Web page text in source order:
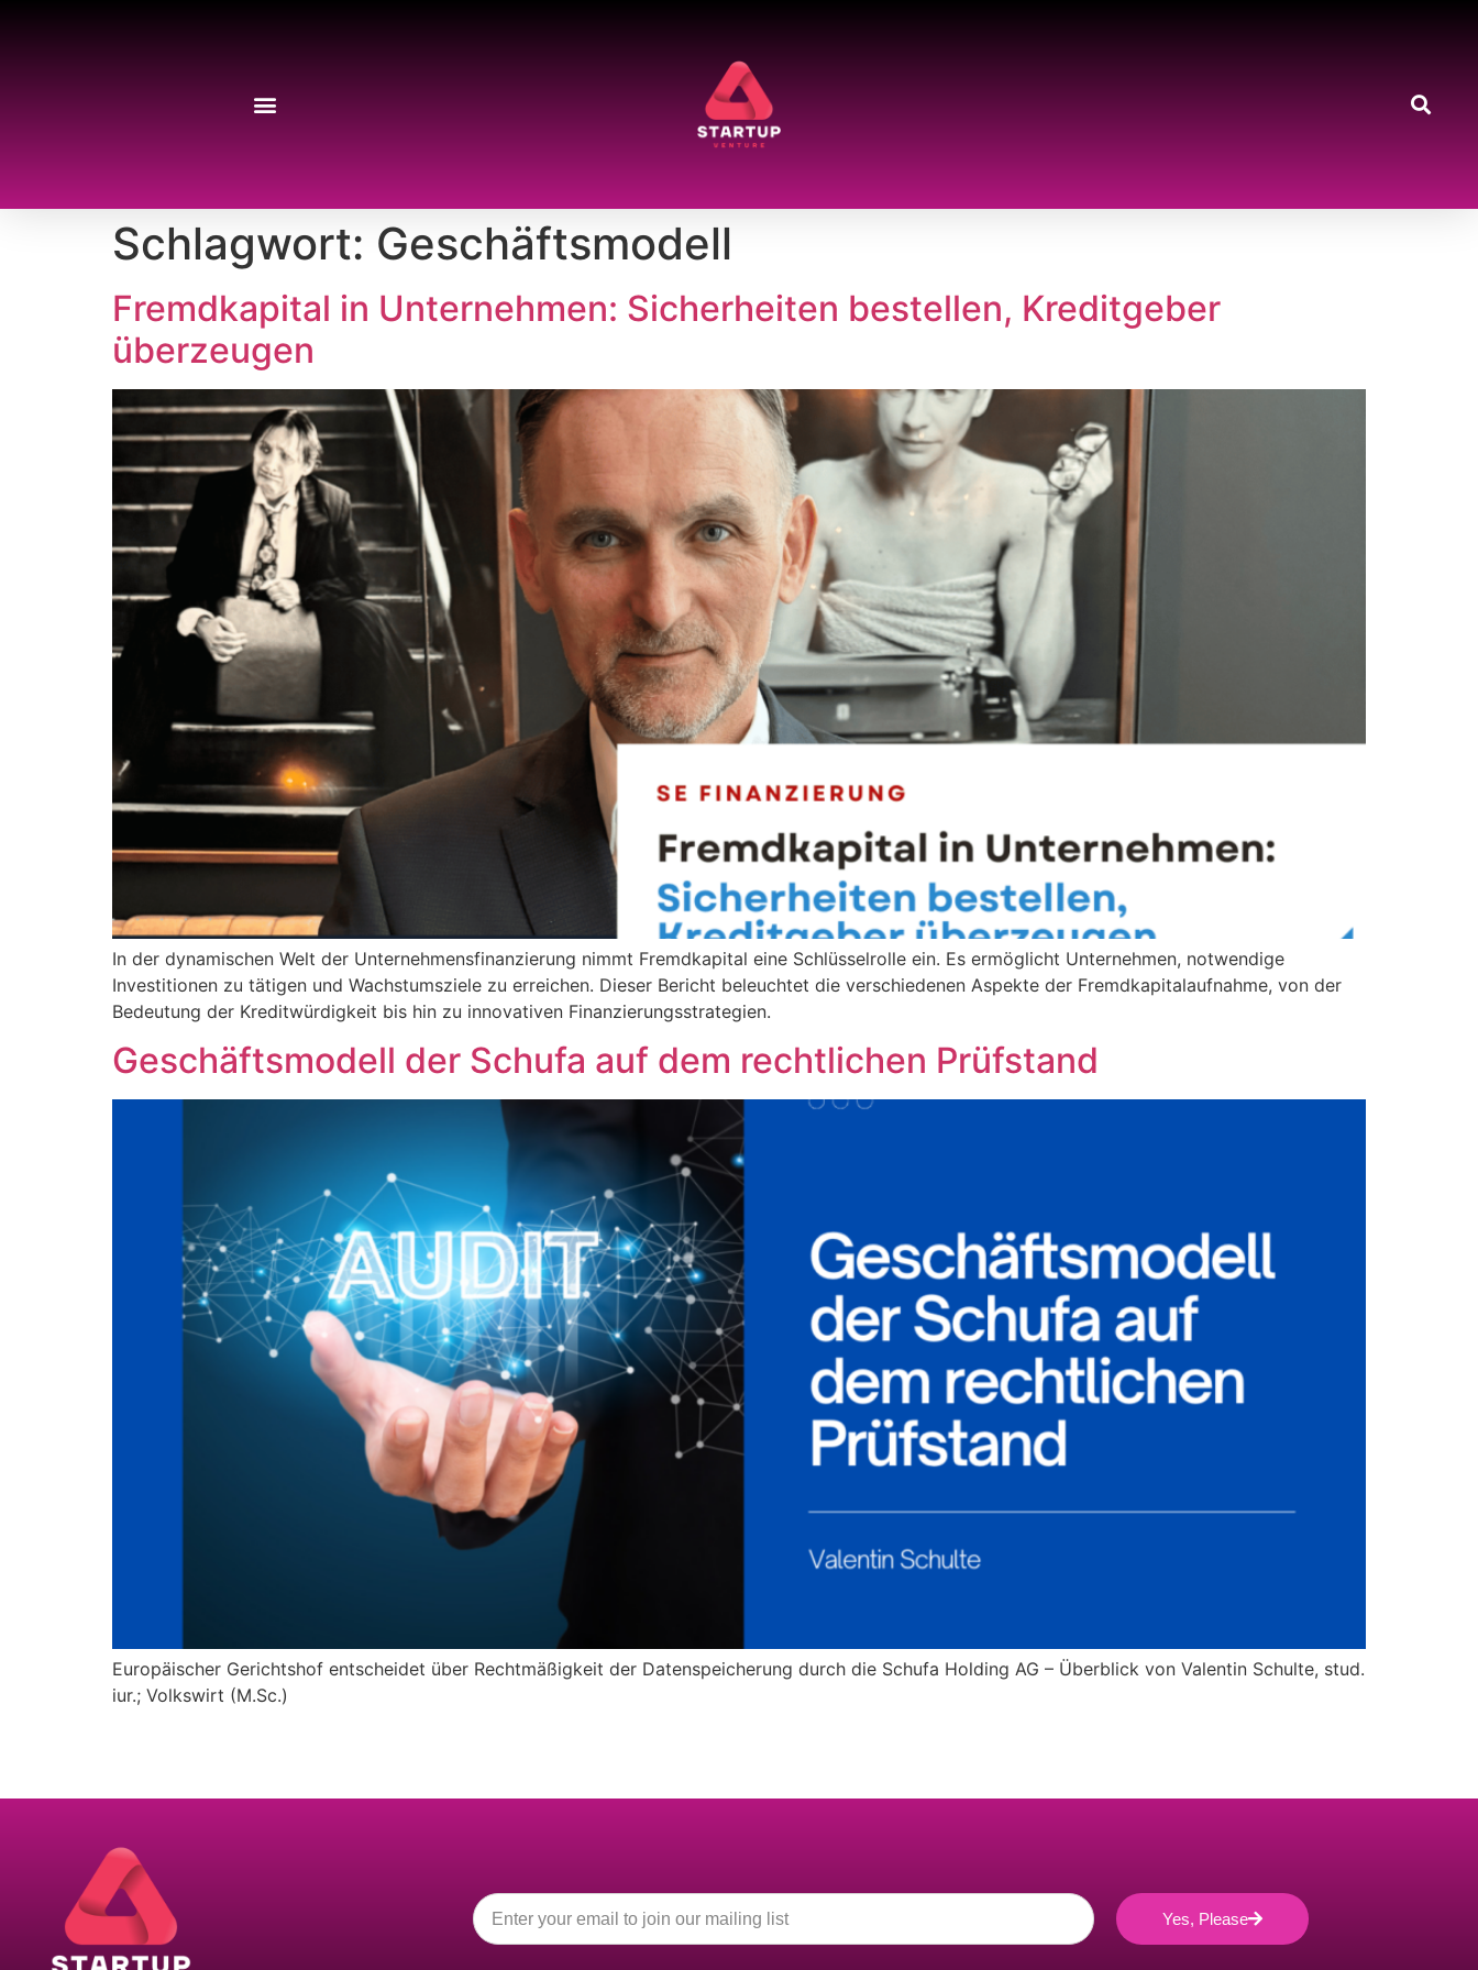
Schlagwort: Geschäftsmodell
Fremdkapital in Unternehmen: Sicherheiten bestellen, Kreditgeber
überzeugen
In der dynamischen Welt der Unternehmensfinanzierung nimmt Fremdkapital eine Schlüsselrolle ein. Es ermöglicht Unternehmen, notwendige
Investitionen zu tätigen und Wachstumsziele zu erreichen. Dieser Bericht beleuchtet die verschiedenen Aspekte der Fremdkapitalaufnahme, von der
Bedeutung der Kreditwürdigkeit bis hin zu innovativen Finanzierungsstrategien.
Geschäftsmodell der Schufa auf dem rechtlichen Prüfstand
Europäischer Gerichtshof entscheidet über Rechtmäßigkeit der Datenspeicherung durch die Schufa Holding AG – Überblick von Valentin Schulte, stud.
iur.; Volkswirt (M.Sc.)
Yes, Please